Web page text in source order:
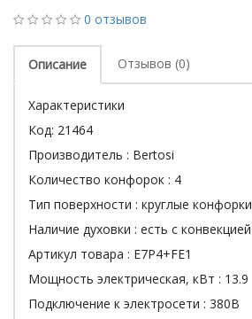
0 отзывов
Описание Отзывов (0)
Характеристики
Код: 21464
Производитель : Bertosi
Количество конфорок : 4
Тип поверхности : круглые конфорки
Наличие духовки : есть с конвекцией
Артикул товара : E7P4+FE1
Мощность электрическая, кВт : 13.9
Подключение к электросети : 380В